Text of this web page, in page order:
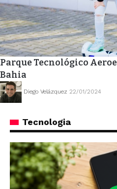
Parque Tecnológico
Bahia
Diego Velázquez 22/01/2024
Tecnologia